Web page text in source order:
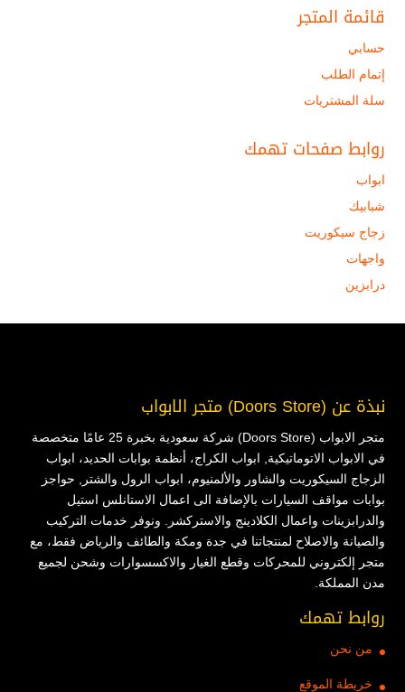
قائمة المتجر
حسابي
إتمام الطلب
سلة المشتريات
روابط صفحات تهمك
ابواب
شبابيك
زجاج سيكوريت
واجهات
درابزين
نبذة عن (Doors Store) متجر الابواب
متجر الابواب (Doors Store) شركة سعودية بخبرة 25 عامًا متخصصة
في الابواب الاتوماتيكية, ابواب الكراج، أنظمة بوابات الحديد، ابواب
الزجاج السيكوريت والشاور والألمنيوم، ابواب الرول والشتر, حواجز
بوابات مواقف السيارات بالإضافة الى اعمال الاستانلس استيل
والدرابزينات واعمال الكلادينج والاستركشر. ونوفر خدمات التركيب
والصيانة والاصلاح لمنتجاتنا في جدة ومكة والطائف والرياض فقط، مع
متجر إلكتروني للمحركات وقطع الغيار والاكسسوارات وشحن لجميع
مدن المملكة.
روابط تهمك
من نحن
خريطة الموقع